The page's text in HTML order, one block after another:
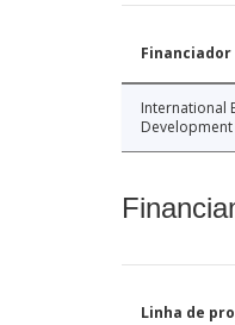
Financiador
International
Development
Linha de